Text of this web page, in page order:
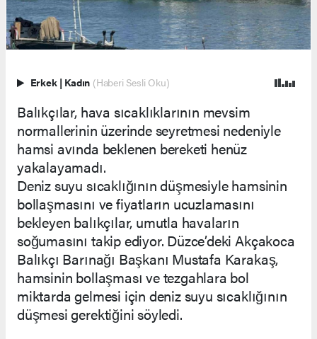
Erkek | Kadın (Haberi Sesli Oku)
Balıkçılar, hava sıcaklıklarının mevsim
normallerinin üzerinde seyretmesi nedeniyle
hamsi avında beklenen bereketi henüz
yakalayamadı.
Deniz suyu sıcaklığının düşmesiyle hamsinin
bollaşmasını ve fiyatların ucuzlamasını
bekleyen balıkçılar, umutla havaların
soğumasını takip ediyor. Düzce’deki Akçakoca
Balıkçı Barınağı Başkanı Mustafa Karakaş,
hamsinin bollaşması ve tezgahlara bol
miktarda gelmesi için deniz suyu sıcaklığının
düşmesi gerektiğini söyledi.